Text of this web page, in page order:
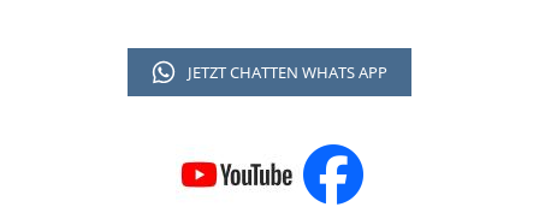
JETZT CHATTEN WHATS APP